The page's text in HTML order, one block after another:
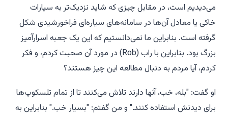
می‌دیدیم است، در مقابل چیزی که شاید نزدیک‌تر به سیارات
خاکی یا معادل آن‌ها در سامانه‌های سیاره‌ای فراخورشیدی شکل
گرفته است. بنابراین ما نمی‌دانستیم که این یک جعبه اسرارآمیز
بزرگ بود. بنابراین با راب (Rob) در مورد آن صحبت کردم، و فکر
کردم، آیا مردم به دنبال مطالعه این چیز هستند؟
او گفت: "بله، خب، آنها دارند تلاش می‌کنند تا از تمام تلسکوپ‌ها
برای دیدنش استفاده کنند." و من گفتم: "بسیار خب." بنابراین به